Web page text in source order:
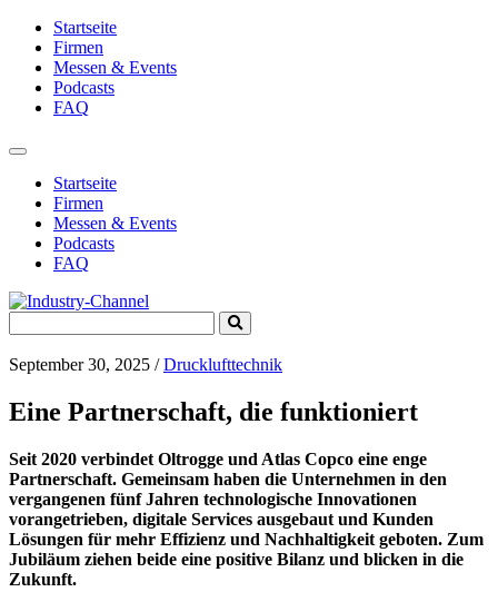
Startseite
Firmen
Messen & Events
Podcasts
FAQ
Toggle
navigationStartseite
Firmen
Messen & Events
Podcasts
FAQ
for:
Submit
Search
September 30, 2025 /Drucklufttechnik
Eine Partnerschaft, die funktioniert
Seit 2020 verbindet Oltrogge und Atlas Copco eine enge
Partnerschaft. Gemeinsam haben die Unternehmen in den
vergangenen fünf Jahren technologische Innovationen
vorangetrieben, digitale Services ausgebaut und Kunden
Lösungen für mehr Effizienz und Nachhaltigkeit geboten. Zum
Jubiläum ziehen beide eine positive Bilanz und blicken in die
Zukunft.